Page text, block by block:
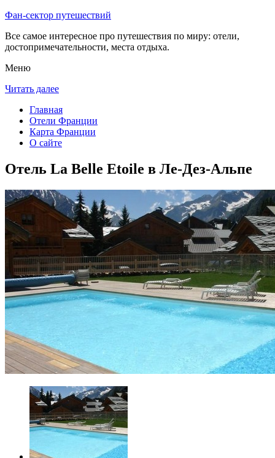
Фан-сектор путешествий
Все самое интересное про путешествия по миру: отели,
достопримечательности, места отдыха.
Меню
Читать далее
Главная
Отели Франции
Карта Франции
О сайте
Отель La Belle Etoile в Ле-Дез-Альпе